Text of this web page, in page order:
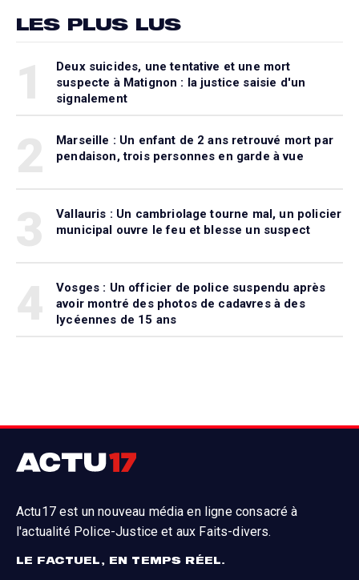
LES PLUS LUS
Deux suicides, une tentative et une mort
suspecte à Matignon : la justice saisie d'un
signalement
Marseille : Un enfant de 2 ans retrouvé mort par
pendaison, trois personnes en garde à vue
Vallauris : Un cambriolage tourne mal, un policier
municipal ouvre le feu et blesse un suspect
Vosges : Un officier de police suspendu après
avoir montré des photos de cadavres à des
lycéennes de 15 ans
Actu17 est un nouveau média en ligne consacré à
l'actualité Police-Justice et aux Faits-divers.
LE FACTUEL, EN TEMPS RÉEL.